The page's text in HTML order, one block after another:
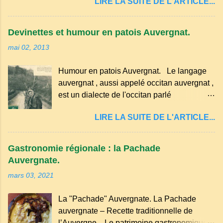
séchez-les sur un torchon.
marqué ses campagnes : Superstitions : Le
pain retourné. Quand, à un repas, un des
convives tourne son pain à l’envers, les
voisins se hâtent de planter dans le
aperçoit, il remet le pain sur le bon coté,
mais il doit payer autant de bouteilles de vin
qu’il y a de couteaux ou de fourchettes
d’Ambert). Les quatre chemins. Quand
deux chemins se rencontrent et se coupent,
leur intersection forme un carrefour qui a
Devinettes et humour en patois Auvergnat.
mai 02, 2013
Humour en patois Auvergnat. Le langage
auvergnat , aussi appelé occitan auvergnat ,
est un dialecte de l'occitan parlé
certaines parties du Massif central . Il
appartient à la famille des langues romanes
et est classé parmi les dialectes du nord-
occitan . Bien que le nombre de locuteurs
traditionnelle et les contes. Il a aussi
influencé le français parlé en Auvergne.
LIRE LA SUITE DE L'ARTICLE...
Gastronomie régionale : la Pachade
Auvergnate.
mars 03, 2021
La "Pachade" Auvergnate. La Pachade
auvergnate – Recette traditionnelle de